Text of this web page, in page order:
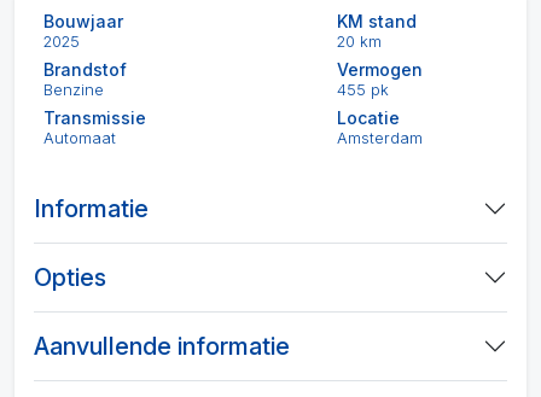
Bouwjaar
2025
KM stand
20 km
Brandstof
Benzine
Vermogen
455 pk
Transmissie
Automaat
Locatie
Amsterdam
Informatie
Opties
Aanvullende informatie